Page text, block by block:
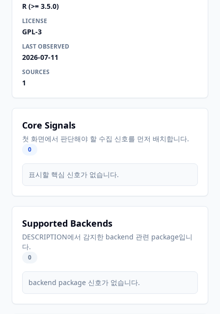
R (>= 3.5.0)
LICENSE
GPL-3
LAST OBSERVED
2026-07-11
SOURCES
1
Core Signals
첫 화면에서 판단해야 할 수집 신호를 먼저 배치합니다.
0
표시할 핵심 신호가 없습니다.
Supported Backends
DESCRIPTION에서 감지한 backend 관련 package입니
다.
0
backend package 신호가 없습니다.